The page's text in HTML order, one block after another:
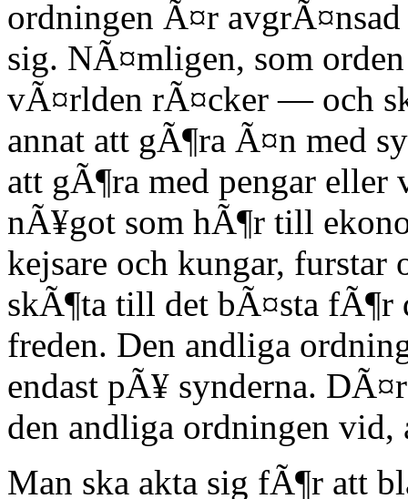
ordningen Ã¤r
sig. NÃ¤mligen, som
vÃ¤rlden rÃ¤cker — och
annat att gÃ¶ra Ã¤n med
att gÃ¶ra med pengar
nÃ¥got som hÃ¶r till
kejsare och kungar, furstar
skÃ¶ta till det bÃ¤sta fÃ¶r
freden. Den andliga
endast pÃ¥ synderna.
den andliga ordningen vid,
Man ska akta sig fÃ¶r att